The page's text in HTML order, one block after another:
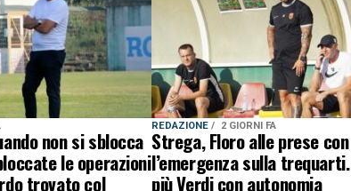
non si sblocca
le operazioni
trovato col
REDAZIONE 2 GIORNI FA
Strega, Floro alle prese con
l’emergenza sulla
più Verdi con autonomia